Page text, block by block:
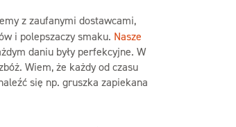
z zaufanymi dostawcami,
i polepszaczy smaku. Nasze
daniu były perfekcyjne. W
Wiem, że każdy od czasu
się np. gruszka zapiekana